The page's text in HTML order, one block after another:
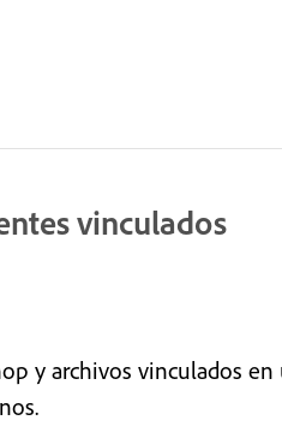
vinculados
y archivos vinculados en